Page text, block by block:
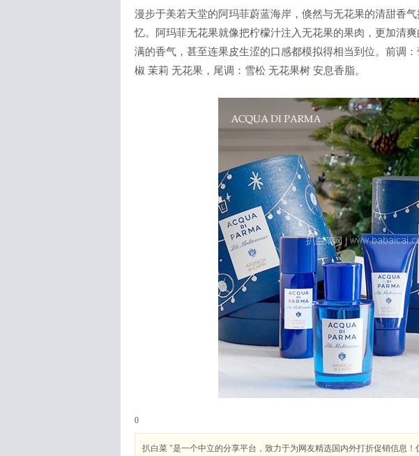
漫步于美若天堂的阿玛菲蔚蓝海岸，倏然与无花果的清甜香
忆。阿玛菲无花果就像把柠檬汁注入无花果的果肉，更加清
满的香气，甚至连果皮生涩的口感都模拟得相当到位。前调
椒 茉莉 无花果，尾调：雪松 无花果树 安息香脂。
0
扒白菜 "是一个中立的分享平台，致力于为网友精选国内外打折促销信息